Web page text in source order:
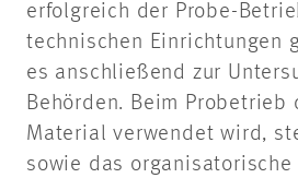
erfolgreich der Probe-
technischen Einrichtungen
es anschließend zur
Behörden. Beim
Material verwendet wird,
sowie das